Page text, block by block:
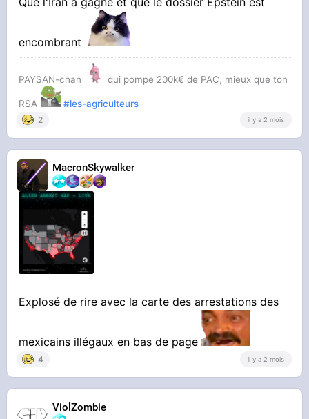
Ils marchent par minou, une secret caché
depuis 60 ans
encombrant
PAYSAN-chan qui pompe 200k€ de PAC, mieux que ton
RSA #les-agriculteurs
2 il y a 2 mois
MacronSkywalker
Explosé de rire avec la carte des arrestations des
mexicains illégaux en bas de page
4 il y a 2 mois
ViolZombie